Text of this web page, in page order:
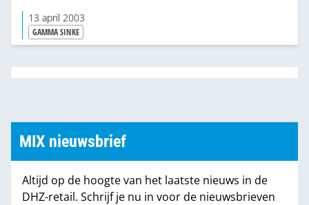
tamelijke beroering is door de recente
overnamegolf die NBM Amstelland door de
organisatie laat rollen. Belandt Intergamma in een
13 april 2003
GAMMA SINKE
MIX nieuwsbrief
Altijd op de hoogte van het laatste nieuws in de
DHZ-retail. Schrijf je nu in voor de nieuwsbrieven